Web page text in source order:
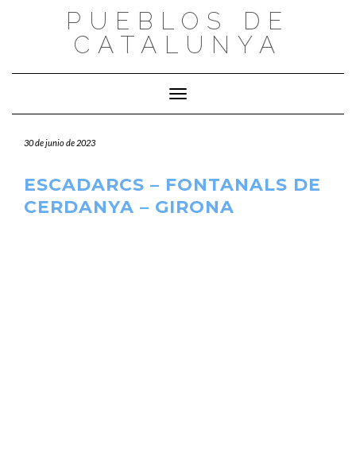
PUEBLOS DE
CATALUNYA
Cambiar modo de navegación
30 de junio de 2023
ESCADARCS – FONTANALS DE
CERDANYA – GIRONA